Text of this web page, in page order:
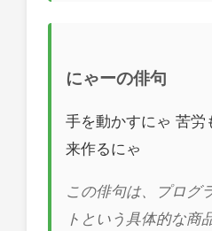
にゃーの俳句
手を動かすにゃ 苦労
来作るにゃ
この俳句は、プログ
トという具体的な商